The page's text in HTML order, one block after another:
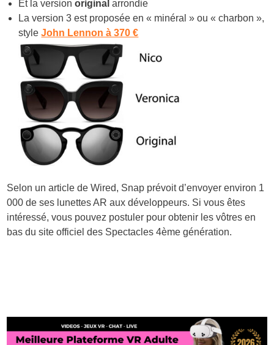
Et la versionoriginal arrondie
La version 3 est proposée en « minéral » ou « charbon »,
styleJohn Lennon à 370 €
Selon un article de Wired, Snap prévoit d’envoyer environ 1
000 de ses lunettes AR aux développeurs. Si vous êtes
intéressé, vous pouvez postuler pour obtenir les vôtres en
bas du site officiel des Spectacles 4ème génération.